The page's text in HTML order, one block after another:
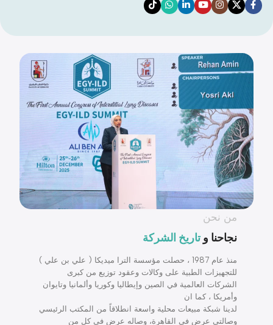
اتصل بنا
من نحن
نجاحنا وتاريخ الشركة